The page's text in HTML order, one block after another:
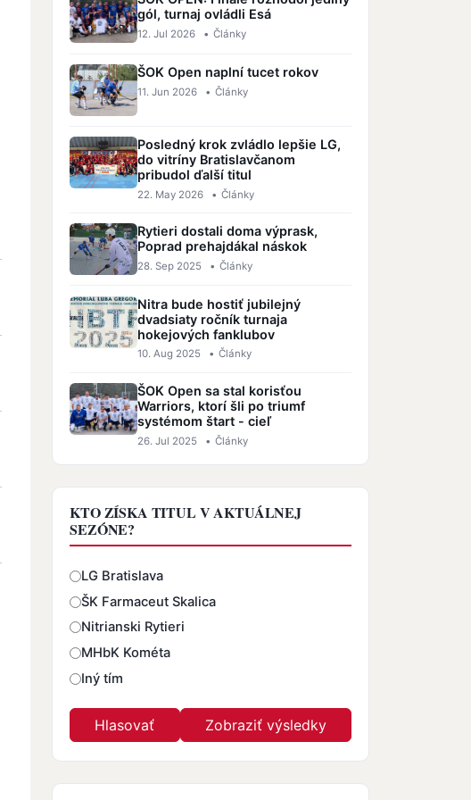
gól, turnaj ovládli Esá
12. Jul 2026 • Články
ŠOK Open naplní tucet rokov
11. Jun 2026 • Články
Posledný krok zvládlo lepšie LG,
do vitríny Bratislavčanom
pribudol ďalší titul
22. May 2026 • Články
Rytieri dostali doma výprask,
Poprad prehajdákal náskok
28. Sep 2025 • Články
Nitra bude hostiť jubilejný
dvadsiaty ročník turnaja
hokejových fanklubov
10. Aug 2025 • Články
ŠOK Open sa stal korisťou
Warriors, ktorí šli po triumf
systémom štart - cieľ
26. Jul 2025 • Články
KTO ZÍSKA TITUL V AKTUÁLNEJ
SEZÓNE?
Odpovede
LG Bratislava
ŠK Farmaceut Skalica
Nitrianski Rytieri
MHbK Kométa
Iný tím